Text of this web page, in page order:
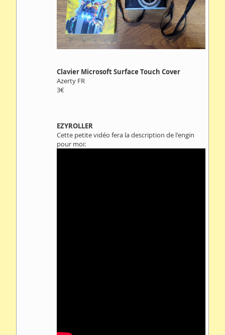
Clavier Microsoft Surface Touch Cover
Azerty FR
3€
EZYROLLER
Cette petite vidéo fera la description de l'engin
pour moi: